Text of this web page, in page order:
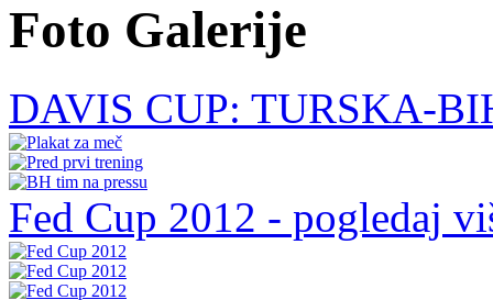
Foto Galerije
DAVIS CUP: TURSKA-
Fed Cup 2012 - pogledaj